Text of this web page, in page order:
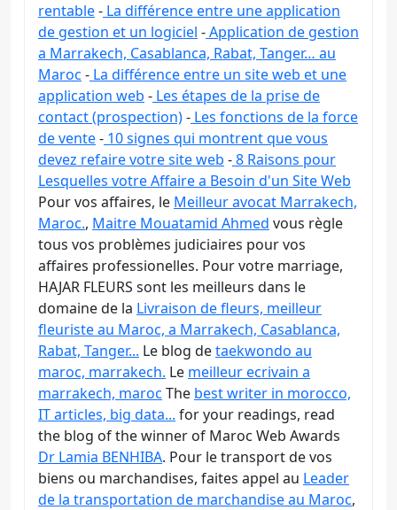
rentable- La différence entre une application
de gestion et un logiciel -Application de gestion
a Marrakech, Casablanca, Rabat, Tanger… au
Maroc - La différence entre un site web et une
application web - Les étapes de la prise de
contact (prospection)- Les fonctions de la force
de vente- 10 signes qui montrent que vous
devez refaire votre site web -8 Raisons pour
Lesquelles votre Affaire a Besoin d'un Site Web
Pour vos affaires, le Meilleur avocat Marrakech,
Maroc., Maitre Mouatamid Ahmed vous règle
tous vos problèmes judiciaires pour vos
affaires professionelles. Pour votre marriage,
HAJAR FLEURS sont les meilleurs dans le
domaine de la Livraison de fleurs, meilleur
fleuriste au Maroc, a Marrakech, Casablanca,
Rabat, Tanger... Le blog detaekwondo au
maroc, marrakech. Le meilleur ecrivain a
marrakech, maroc The best writer in morocco,
IT articles, big data... for your readings, read
the blog of the winner of Maroc Web Awards
Dr Lamia BENHIBA. Pour le transport de vos
biens ou marchandises, faites appel au Leader
de la transportation de marchandise au Maroc,